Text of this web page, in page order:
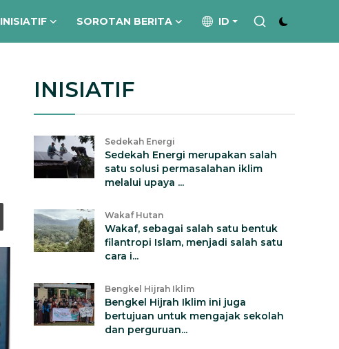
INISIATIF SOROTAN BERITA ID
INISIATIF
Sedekah Energi
Sedekah Energi merupakan salah
satu solusi permasalahan iklim
melalui upaya ...
Wakaf Hutan
Wakaf, sebagai salah satu bentuk
filantropi Islam, menjadi salah satu
cara i...
Bengkel Hijrah Iklim
Bengkel Hijrah Iklim ini juga
bertujuan untuk mengajak sekolah
dan perguruan...